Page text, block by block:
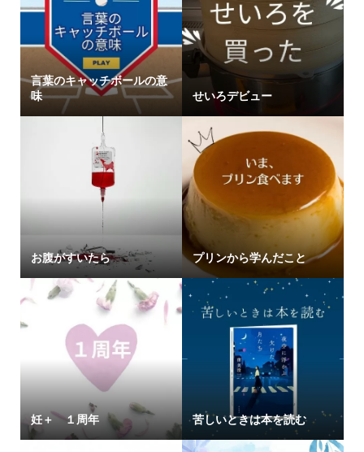
言葉のキャッチボールの意
味
せいろデビュー
お腹がすいたら プリンから学んだこと
妊＋ １周年 苦しいときは本を読む